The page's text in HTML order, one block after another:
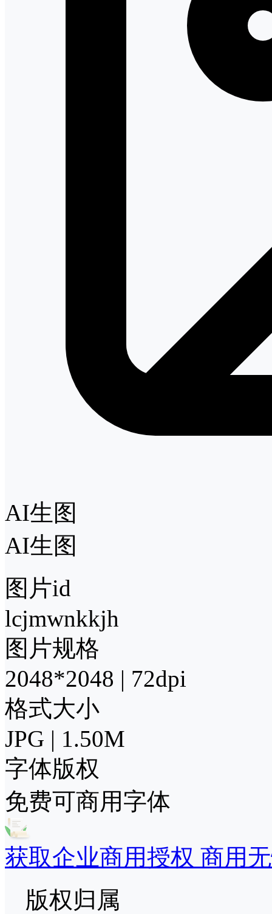
AI生图
AI生图
图片id
lcjmwnkkjh
图片规格
2048*2048 | 72dpi
格式大小
JPG | 1.50M
字体版权
免费可商用字体
获取企业商用授权 商用
版权归属